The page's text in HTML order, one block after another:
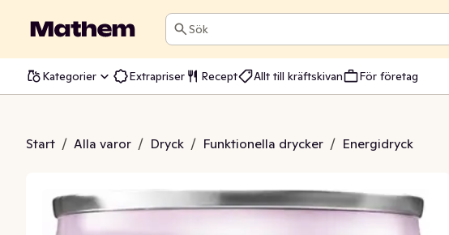
Sök
Kategorier Extrapriser Recept Allt till kräftskivan För företag
Start / Alla varor / Dryck / Funktionella drycker / Energidryck
Rabarber Sockerfri